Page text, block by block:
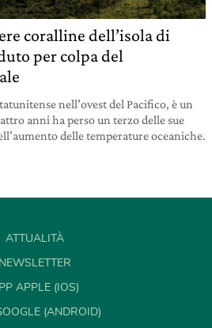
coralline dell’isola di
per colpa del
nell’ovest del Pacifico, è un
anni ha perso un terzo delle sue
delle temperature oceaniche.
ATTUALITÀ
NEWSLETTER
APPLE (IOS)
(ANDROID)